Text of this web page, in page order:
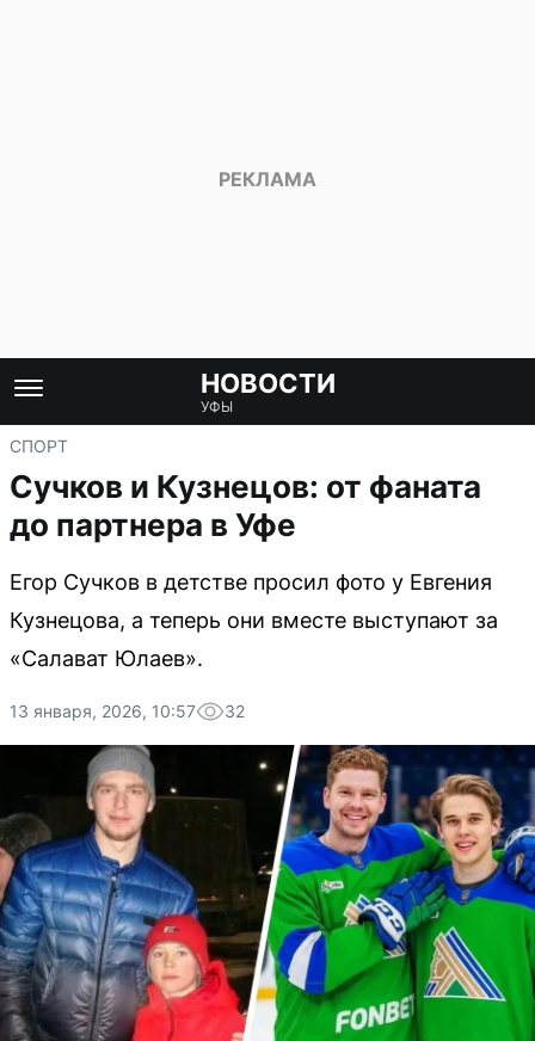
НОВОСТИ
УФЫ
СПОРТ
Сучков и Кузнецов: от фаната
до партнера в Уфе
Егор Сучков в детстве просил фото у Евгения
Кузнецова, а теперь они вместе выступают за
«Салават Юлаев».
13 января, 2026, 10:57 32